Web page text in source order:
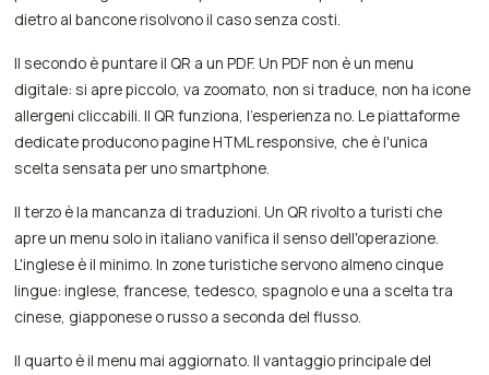
dietro al bancone risolvono il caso senza costi.
Il secondo è puntare il QR a un PDF. Un PDF non è un menu
digitale: si apre piccolo, va zoomato, non si traduce, non ha icone
allergeni cliccabili. Il QR funziona, l'esperienza no. Le piattaforme
dedicate producono pagine HTML responsive, che è l'unica
scelta sensata per uno smartphone.
Il terzo è la mancanza di traduzioni. Un QR rivolto a turisti che
apre un menu solo in italiano vanifica il senso dell'operazione.
L'inglese è il minimo. In zone turistiche servono almeno cinque
lingue: inglese, francese, tedesco, spagnolo e una a scelta tra
cinese, giapponese o russo a seconda del flusso.
Il quarto è il menu mai aggiornato. Il vantaggio principale del